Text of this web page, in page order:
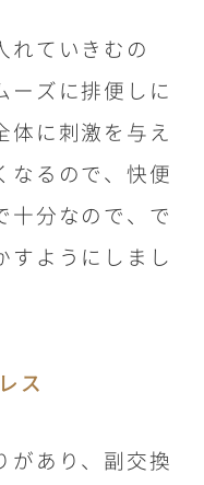
れていきむの
ーズに排便しに
体に刺激を与え
なるので、快便
十分なので、で
すようにしまし
ス
があり、副交換